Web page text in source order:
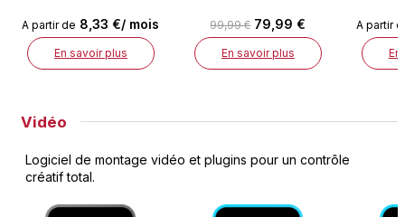
A partir de 8,33 €/ mois
En savoir plus
99,99 € 79,99 €
En savoir plus
A partir
Vidéo
Logiciel de montage vidéo et plugins pour un contrôle
créatif total.